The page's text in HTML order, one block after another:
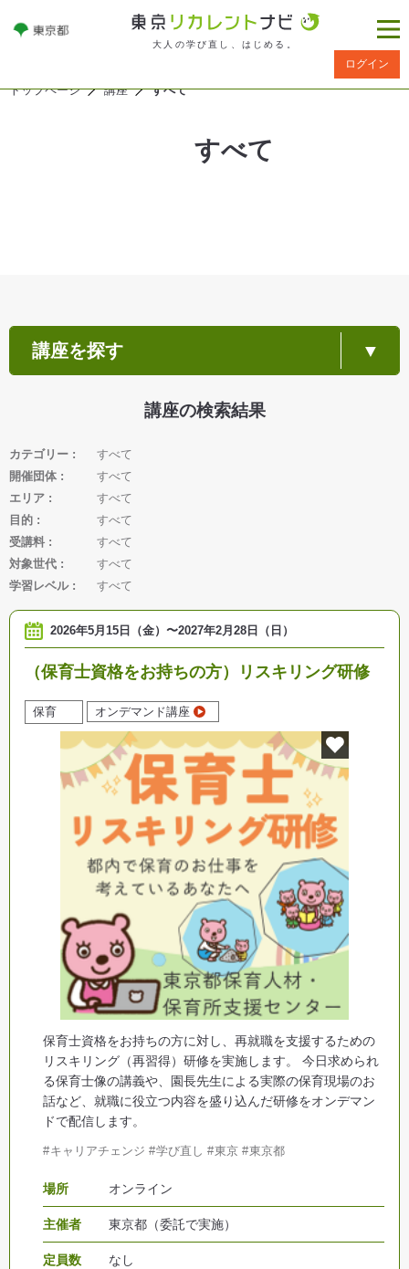
大人の学び直し、はじめる。
ログイン
トップページ 講座 すべて
すべて
講座を探す
講座の検索結果
カテゴリー
すべて
開催団体
すべて
エリア
すべて
目的
すべて
受講料
すべて
対象世代
すべて
学習レベル
すべて
2026年5月15日（金） 〜2027年2月28日（日）
（保育士資格をお持ちの方）リスキリング研修
保育 オンデマンド講座
保育士資格をお持ちの方に対し、再就職を支援するための
リスキリング（再習得）研修を実施します。 今日求められ
る保育士像の講義や、園長先生による実際の保育現場のお
話など、就職に役立つ内容を盛り込んだ研修をオンデマン
ドで配信します。
キャリアチェンジ 学び直し 東京 東京都
場所 オンライン
主催者 東京都（委託で実施）
定員数 なし